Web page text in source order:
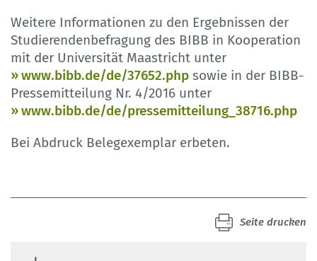
Weitere Informationen zu den Ergebnissen der
Studierendenbefragung des BIBB in Kooperation
mit der Universität Maastricht unter
www.bibb.de/de/37652.php sowie in der BIBB-
Pressemitteilung Nr. 4/2016 unter
www.bibb.de/de/pressemitteilung_38716.php
Bei Abdruck Belegexemplar erbeten.
Seite drucken